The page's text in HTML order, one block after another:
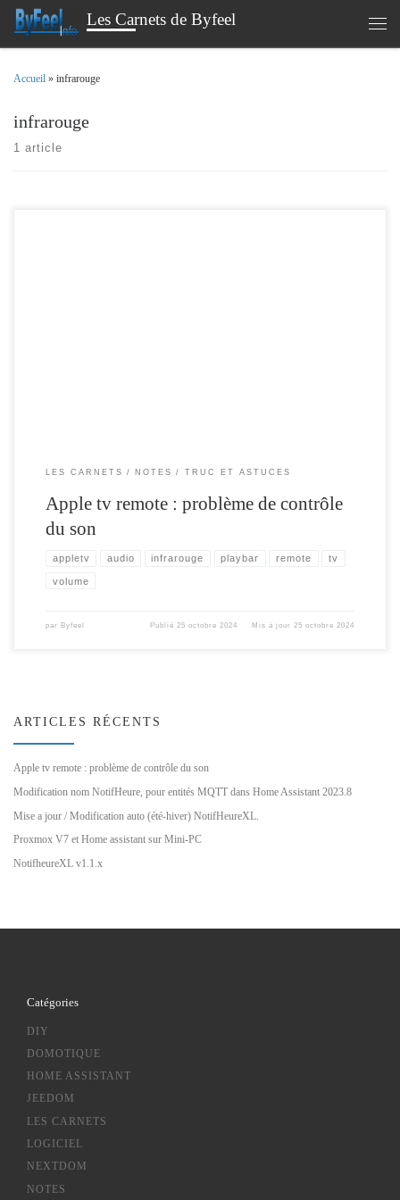
Passer au contenuLes Carnets de Byfeel
Accueil » infrarouge
infrarouge
1 article
LES CARNETS NOTES TRUC ET ASTUCES
Apple tv remote : problème de contrôle
du son
appletv audio infrarouge playbar remote tv
volume
par Byfeel Publié25 octobre 2024 Mis à jour25 octobre 2024
ARTICLES RÉCENTS
Apple tv remote : problème de contrôle du son
Modification nom NotifHeure, pour entités MQTT dans Home Assistant 2023.8
Mise a jour / Modification auto (été-hiver) NotifHeureXL.
Proxmox V7 et Home assistant sur Mini-PC
NotifheureXL v1.1.x
Catégories
DIY
DOMOTIQUE
HOME ASSISTANT
JEEDOM
LES CARNETS
LOGICIEL
NEXTDOM
NOTES